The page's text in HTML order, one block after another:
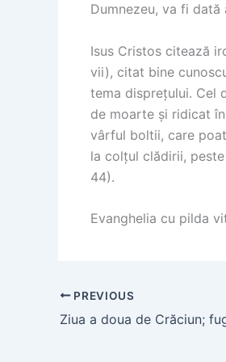
Dumnezeu, va fi dată
Isus Cristos citează
vii), citat bine
tema disprețului. Cel
de moarte și ridicat
vârful boltii, care
la colțul clădirii,
44).
Evanghelia cu pilda
PREVIOUS